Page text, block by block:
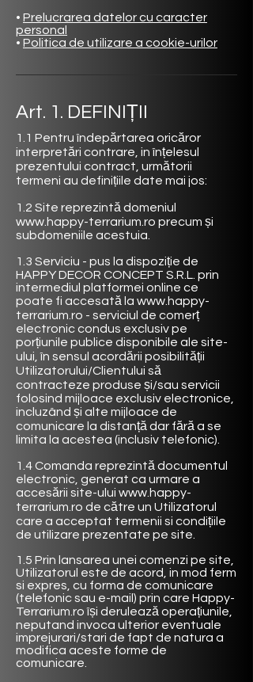
• Prelucrarea datelor cu caracter
personal
• ​ Politica de utilizare a cookie-urilor
Art. 1. DEFINIȚII
1.1 Pentru îndepărtarea oricăror
interpretări contrare, in înțelesul
prezentului contract, următorii
termeni au definițiile date mai jos:
1.2 Site reprezintă domeniul
www.happy-terrarium.ro precum și
subdomeniile acestuia.
1.3 Serviciu - pus la dispoziție de
HAPPY DECOR CONCEPT S.R.L. prin
intermediul platformei online ce
poate fi accesată la www.happy-
terrarium.ro - serviciul de comerț
electronic condus exclusiv pe
porțiunile publice disponibile ale site-
ului, în sensul acordării posibilității
Utilizatorului/Clientului să
contracteze produse și/sau servicii
folosind mijloace exclusiv electronice,
incluzând și alte mijloace de
comunicare la distanță dar fără a se
limita la acestea (inclusiv telefonic).
1.4 Comanda reprezintă documentul
electronic, generat ca urmare a
accesării site-ului www.happy-
terrarium.ro de către un Utilizatorul
care a acceptat termenii si condițiile
de utilizare prezentate pe site.
1.5 Prin lansarea unei comenzi pe site,
Utilizatorul este de acord, in mod ferm
si expres, cu forma de comunicare
(telefonic sau e-mail) prin care Happy-
Terrarium.ro își derulează operațiunile,
neputand invoca ulterior eventuale
imprejurari/stari de fapt de natura a
modifica aceste forme de
comunicare.